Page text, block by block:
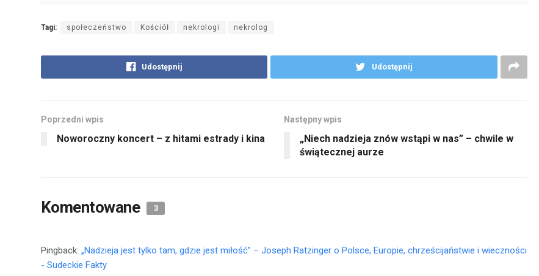
Tagi: społeczeństwo Kościół nekrologi nekrolog
Udostępnij Udostępnij
Poprzedni wpis
Noworoczny koncert – z hitami estrady i kina
Następny wpis
„Niech nadzieja znów wstąpi w nas” – chwile w
świątecznej aurze
Komentowane 3
Pingback: „Nadzieja jest tylko tam, gdzie jest miłość” – Joseph Ratzinger o Polsce, Europie, chrześcijaństwie i wieczności
- Sudeckie Fakty